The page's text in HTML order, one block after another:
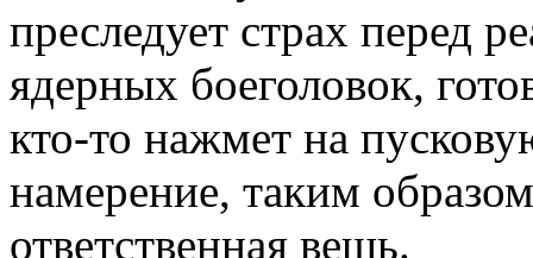
преследует страх перед
ядерных боеголовок,
кто-то нажмет на
намерение, таким
ответственная вещь.